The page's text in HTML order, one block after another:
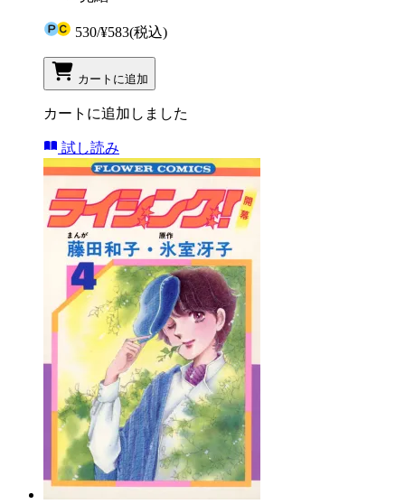
530/¥583(税込)
カートに追加
カートに追加しました
試し読み